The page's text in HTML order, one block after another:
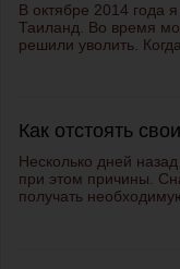
В октябре 2014 года
Таиланд. Во время
решили уволить.
Как отстоять
Несколько дней
при этом причины.
получать